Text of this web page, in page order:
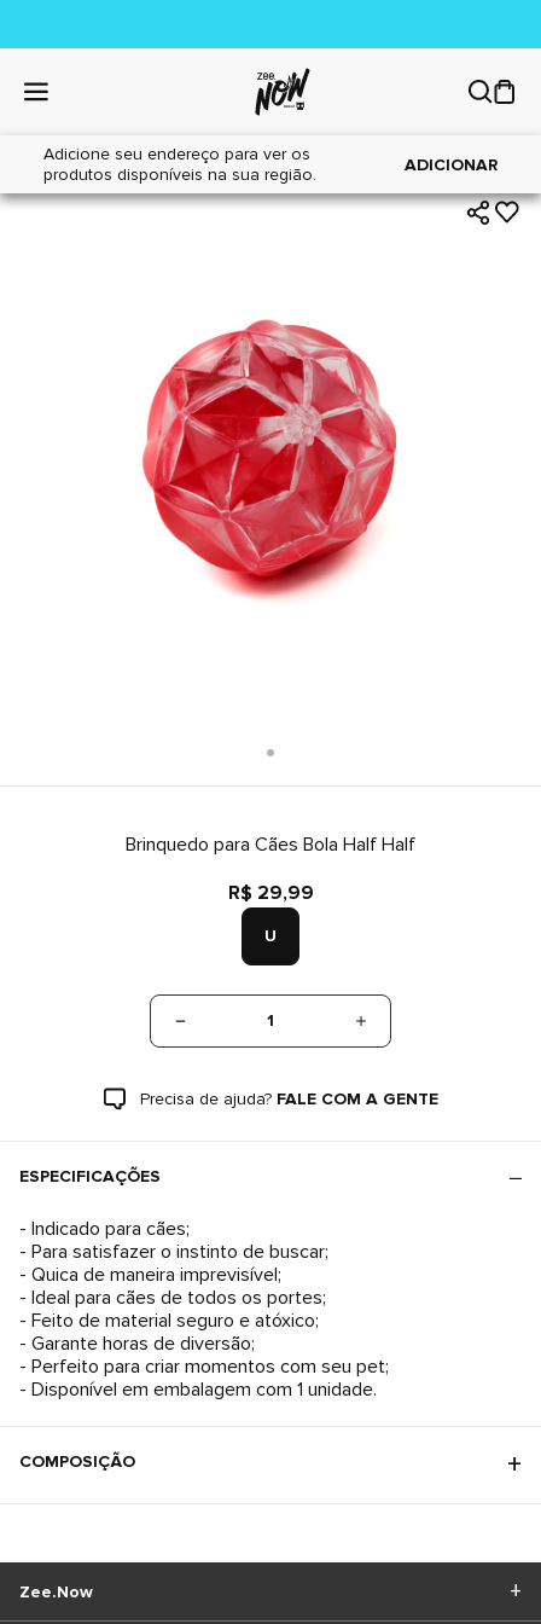
Adicione seu endereço para ver os
produtos disponíveis na sua região.
ADICIONAR
Home|Cães|Brinquedos
Brinquedo para Cães Bola Half Half
R$ 29,99
U
1
Precisa de ajuda? FALE COM A GENTE
ESPECIFICAÇÕES
- Indicado para cães;
- Para satisfazer o instinto de buscar;
- Quica de maneira imprevisível;
- Ideal para cães de todos os portes;
- Feito de material seguro e atóxico;
- Garante horas de diversão;
- Perfeito para criar momentos com seu pet;
- Disponível em embalagem com 1 unidade.
COMPOSIÇÃO
Zee.Now